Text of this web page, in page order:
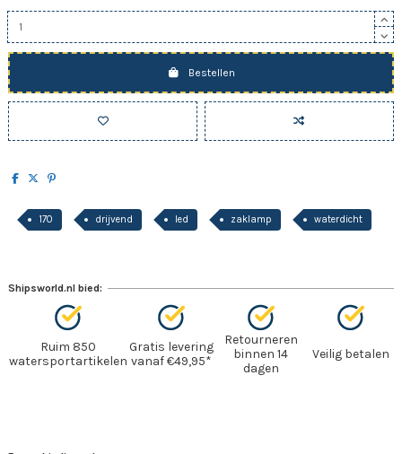
Bestellen
170 drijvend led zaklamp waterdicht
Shipsworld.nl bied:
Ruim 850
watersportartikelen
Gratis levering
vanaf €49,95*
Retourneren
binnen 14
dagen
Veilig betalen